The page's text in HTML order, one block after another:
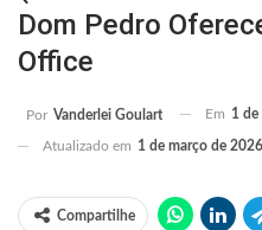
Dom Pedro
Office
Por Vanderlei Goulart Em 1 de
Atualizado em 1 de março de 2026
Compartilhe